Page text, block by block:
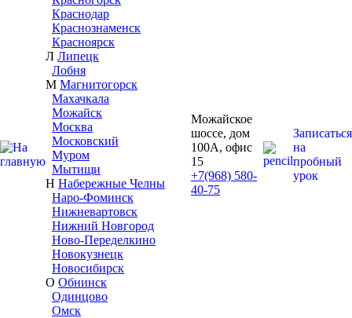
Краснодар
Краснознаменск
Красноярск
Л Липецк
Лобня
М Магнитогорск
Махачкала
Можайск
Москва
Московский
Муром
Мытищи
Н Набережные Челны
Наро-Фоминск
Нижневартовск
Нижний Новгород
Ново-Переделкино
Новокузнецк
Новосибирск
О Обнинск
Одинцово
Омск
Можайское
шоссе, дом
100А, офис
15
+7(968) 580-
40-75
Записаться
на
пробный
урок